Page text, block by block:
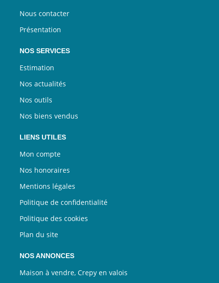
Nous contacter
Présentation
NOS SERVICES
Estimation
Nos actualités
Nos outils
Nos biens vendus
LIENS UTILES
Mon compte
Nos honoraires
Mentions légales
Politique de confidentialité
Politique des cookies
Plan du site
NOS ANNONCES
Maison à vendre, Crepy en valois